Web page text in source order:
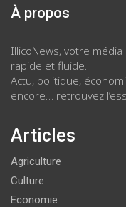
À propos
IllicoNews, votre
rapide et fluide.
Actu, politique,
encore… retrouvez
Articles
Agriculture
Culture
Economie